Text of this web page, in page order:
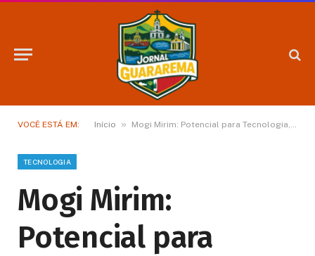
VOCÊ ESTÁ EM: Início » Mogi Mirim: Potencial para Tecnologia, Turismo e Agricultura
TECNOLOGIA
Mogi Mirim:
Potencial para